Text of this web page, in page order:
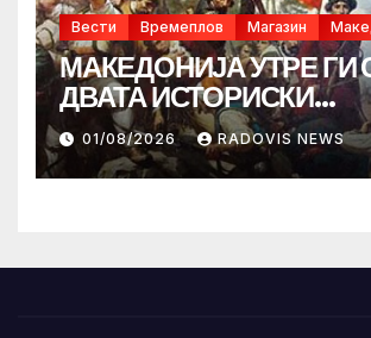
Вести Времеплов Магазин
МАКЕДОНИЈА УТРЕ ГИ
ДВАТА ИСТОРИСКИ
ИЛИНДЕНА!
01/08/2026 RADOVIS NEWS